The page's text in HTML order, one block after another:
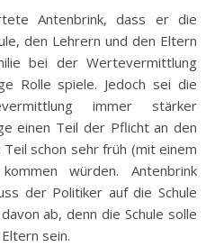
Antenbrink, dass er die
den Lehrern und den Eltern
bei der Wertevermittlung
Rolle spiele. Jedoch sei die
immer stärker
einen Teil der Pflicht an den
schon sehr früh (mit einem
würden. Antenbrink
der Politiker auf die Schule
ab, denn die Schule solle
sein.